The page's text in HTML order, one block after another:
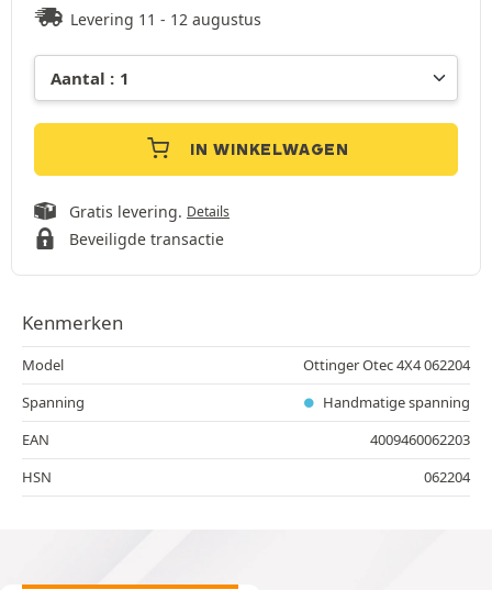
Levering 11 - 12 augustus
IN WINKELWAGEN
Gratis levering. Details
Beveiligde transactie
Kenmerken
Model
Ottinger Otec 4X4 062204
Spanning
Handmatige spanning
EAN
4009460062203
HSN
062204